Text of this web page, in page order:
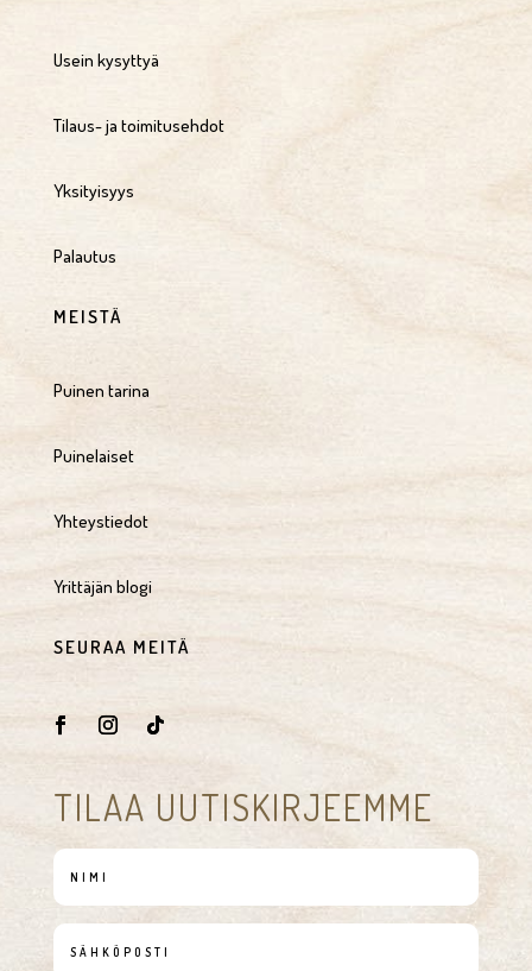
Usein kysyttyä
Tilaus- ja toimitusehdot
Yksityisyys
Palautus
MEISTÄ
Puinen tarina
Puinelaiset
Yhteystiedot
Yrittäjän blogi
SEURAA MEITÄ
TILAA UUTISKIRJEEMME